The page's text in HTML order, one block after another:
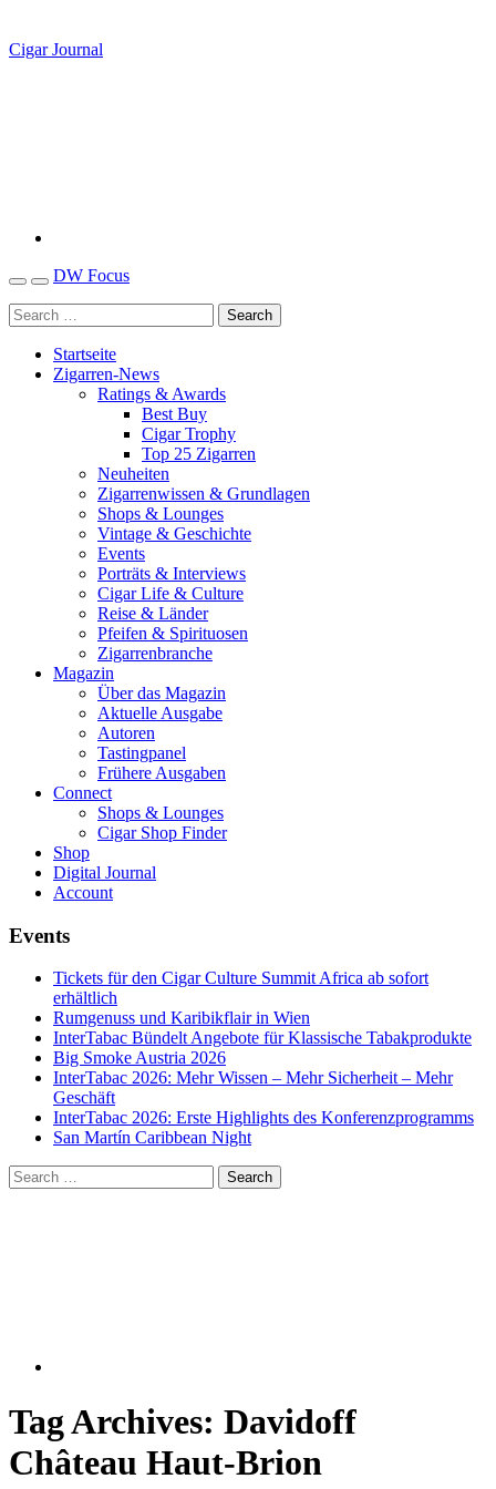
Cigar Journal
DW Focus
Startseite
Zigarren-News
Ratings & Awards
Best Buy
Cigar Trophy
Top 25 Zigarren
Neuheiten
Zigarrenwissen & Grundlagen
Shops & Lounges
Vintage & Geschichte
Events
Porträts & Interviews
Cigar Life & Culture
Reise & Länder
Pfeifen & Spirituosen
Zigarrenbranche
Magazin
Über das Magazin
Aktuelle Ausgabe
Autoren
Tastingpanel
Frühere Ausgaben
Connect
Shops & Lounges
Cigar Shop Finder
Shop
Digital Journal
Account
Events
Tickets für den Cigar Culture Summit Africa ab sofort
erhältlich
Rumgenuss und Karibikflair in Wien
InterTabac Bündelt Angebote für Klassische Tabakprodukte
Big Smoke Austria 2026
InterTabac 2026: Mehr Wissen – Mehr Sicherheit – Mehr
Geschäft
InterTabac 2026: Erste Highlights des Konferenzprogramms
San Martín Caribbean Night
Tag Archives: Davidoff
Château Haut-Brion